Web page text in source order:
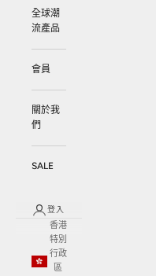
全球潮
流產品
會員
關於我
們
SALE
登入
香港
特別
行政
區